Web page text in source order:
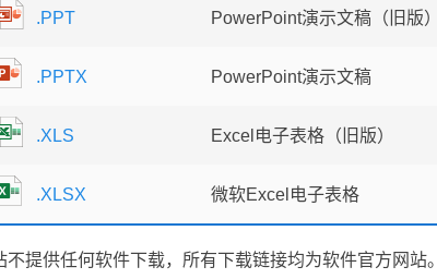
.PPT PowerPoint演示文稿（旧版）
.PPTX PowerPoint演示文稿
.XLS Excel电子表格（旧版）
.XLSX 微软Excel电子表格
不提供任何软件下载，所有下载链接均为软件官方网站。